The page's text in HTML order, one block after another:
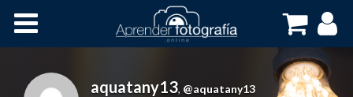
Cursos OnLine
aquatany13, @aquatany13